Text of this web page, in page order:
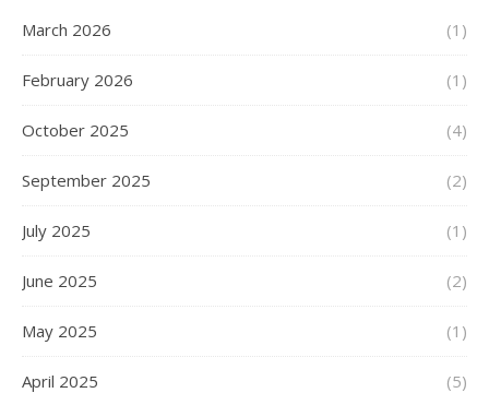
March 2026 (1)
February 2026 (1)
October 2025 (4)
September 2025 (2)
July 2025 (1)
June 2025 (2)
May 2025 (1)
April 2025 (5)